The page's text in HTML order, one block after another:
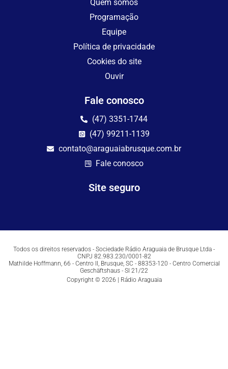
Quem somos
Programação
Equipe
Política de privacidade
Cookies do site
Ouvir
Fale conosco
(47) 3351-1744
(47) 99211-1139
contato@araguaiabrusque.com.br
Fale conosco
Site seguro
Todos os direitos reservados - Sociedade Rádio Araguaia de Brusque Ltda -
CNPJ 82.983.230/0001-82
Mathilde Hoffmann, 66 - Centro II, Brusque, SC - 88353-120 - Centro Comercial
Geschäftshaus - Sl 21/22
Copyright © 2026 | Rádio Araguaia